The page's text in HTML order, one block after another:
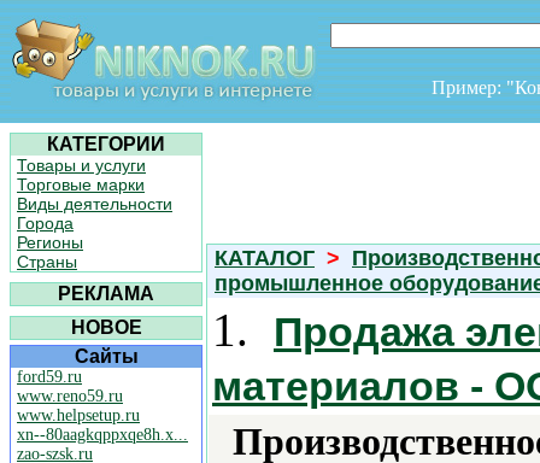
Пример:
КАТЕГОРИИ
Товары и услуги
Торговые марки
Виды деятельности
Города
Регионы
Страны
РЕКЛАМА
НОВОЕ
Сайты
ford59.ru
www.reno59.ru
www.helpsetup.ru
xn--80aagkqppxqe8h.x...
zao-szsk.ru
КАТАЛОГ >
промышленное
1.
Продажа
материалов -